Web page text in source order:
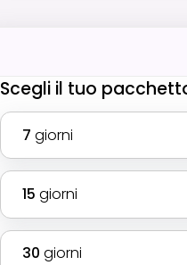
Scegli il tuo
7 giorni
15 giorni
30 giorni